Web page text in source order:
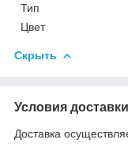
Тип
Цвет
Скрыть
Условия доставки
Доставка